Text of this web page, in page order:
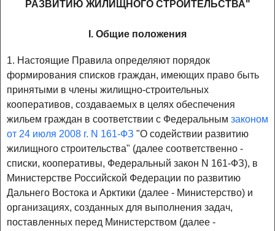
РАЗВИТИЮ ЖИЛИЩНОГО СТРОИТЕЛЬСТВА"
I. Общие положения
1. Настоящие Правила определяют порядок
формирования списков граждан, имеющих право быть
принятыми в члены жилищно-строительных
кооперативов, создаваемых в целях обеспечения
жильем граждан в соответствии с Федеральным законом
от 24 июля 2008 г. N 161-ФЗ "О содействии развитию
жилищного строительства" (далее соответственно -
списки, кооперативы, Федеральный закон N 161-ФЗ), в
Министерстве Российской Федерации по развитию
Дальнего Востока и Арктики (далее - Министерство) и
организациях, созданных для выполнения задач,
поставленных перед Министерством (далее -